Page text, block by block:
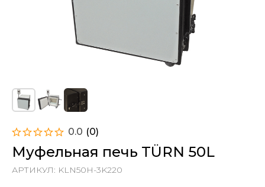
0.0 (0)
Муфельная печь TÜRN 50L
АРТИКУЛ: KLN50H-3K220